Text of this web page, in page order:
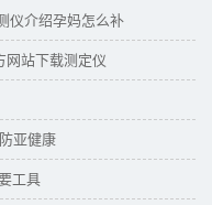
仪介绍孕妈怎么补
网站下载测定仪
亚健康
工具